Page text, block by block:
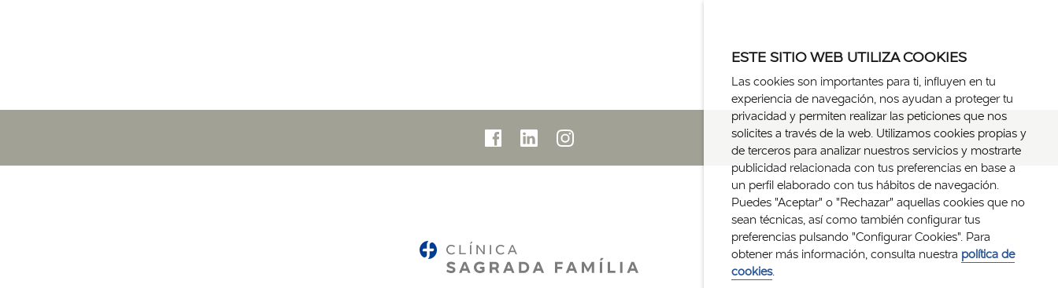
ESTE SITIO WEB UTILIZA COOKIES
Las cookies son importantes para ti, influyen en tu
experiencia de navegación, nos ayudan a proteger tu
privacidad y permiten realizar las peticiones que nos
solicites a través de la web. Utilizamos cookies propias y
de terceros para analizar nuestros servicios y mostrarte
publicidad relacionada con tus preferencias en base a
un perfil elaborado con tus hábitos de navegación.
Puedes "Aceptar" o "Rechazar" aquellas cookies que no
sean técnicas, así como también configurar tus
preferencias pulsando "Configurar Cookies". Para
obtener más información, consulta nuestra política de
cookies.